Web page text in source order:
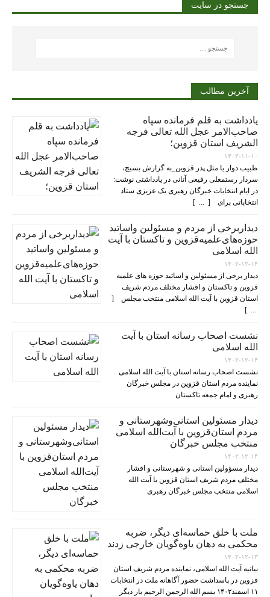
جستجو در سایت
آخرین مطالب
یادداشت به قلم فرمانده سپاه
صاحب‌الامر عجل الله تعالی فرجه
الشریف استان قزوین؛
۱۴۰۳-۱۱-۱۰
طبیب دوار یا مثل پدر قزوین_به گزارش بسیج،
سردار رستمعلی رفیعی آتانی در یادداشتی نوشت:
در ایام انتخابات خبرگان رهبری یک عزیزی ستاد
انتخاباتی برای [ ... ]
دیداربرخی از مردم و مسئولین واساتید
حوزه‌های‌علمیه‌قزوین و تاکستان با آیت
الله اسلامی
۱۴۰۲-۱۲-۱۴
دیدار برخی از مسئولین و اساتید حوزه های علمیه
قزوین و تاکستان و اقشار مختلف مردم شریف
استان قزوین با آیت الله اسلامی منتخب مجلس [
... ]
نشست اصحاب رسانه استان با آیت
الله اسلامی
۱۴۰۲-۱۲-۱۴
نشست اصحاب رسانه استان با آیت الله اسلامی
نماینده مردم استان قزوین در مجلس خبرگان
رهبری و امام جمعه تاکستان
دیدار مسئولین استانی‌وشهرستانی و
مردم‌ استان‌قزوین با آیت‌الله‌ اسلامی
منتخب مجلس‌ خبرگان
۱۴۰۲-۱۲-۱۴
دیدار مسؤولین استانی و شهرستانی و اقشار
مختلف مردم شریف استان قزوین با آیت الله
اسلامی منتخب مجلس خبرگان رهبری
ملت با خلق حماسه‌ای دیگر، ضربه
محکمی به دهان یاوه‌گویان خارجی زدند
۱۴۰۲-۱۲-۱۳
بیانیه آیت الله اسلامی، نماینده مردم شریف استان
قزوین در پاسداشت حضور آگاهانه ملت در انتخابات
۱۱ اسفند۱۴۰۲ بسم الله الرحمن الرحیم بار دیگر